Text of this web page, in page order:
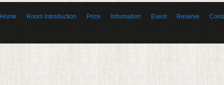
Home Room Introduction Price Information Event Reserve